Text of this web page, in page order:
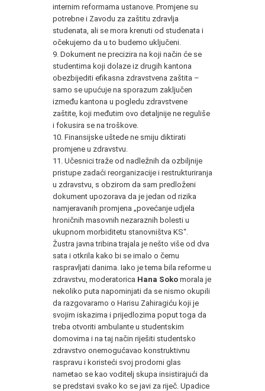
internim reformama ustanove. Promjene su
potrebne i Zavodu za zaštitu zdravlja
studenata, ali se mora krenuti od studenata i
očekujemo da u to budemo uključeni.
9. Dokument ne precizira na koji način će se
studentima koji dolaze iz drugih kantona
obezbijediti efikasna zdravstvena zaštita –
samo se upućuje na sporazum zaključen
između kantona u pogledu zdravstvene
zaštite, koji međutim ovo detaljnije ne reguliše
i fokusira se na troškove.
10. Finansijske uštede ne smiju diktirati
promjene u zdravstvu.
11. Učesnici traže od nadležnih da ozbiljnije
pristupe zadaći reorganizacije i restrukturiranja
u zdravstvu, s obzirom da sam predloženi
dokument upozorava da je jedan od rizika
namjeravanih promjena „povećanje udjela
hroničnih masovnih nezaraznih bolesti u
ukupnom morbiditetu stanovništva KS“.
Žustra javna tribina trajala je nešto više od dva
sata i otkrila kako bi se imalo o čemu
raspravljati danima. Iako je tema bila reforme u
zdravstvu, moderatorica Hana Soko morala je
nekoliko puta napominjati da se nismo okupili
da razgovaramo o Harisu Zahiragiću koji je
svojim iskazima i prijedlozima poput toga da
treba otvoriti ambulante u studentskim
domovima i na taj način riješiti studentsko
zdravstvo onemogućavao konstruktivnu
raspravu i koristeći svoj prodorni glas
nametao se kao voditelj skupa insistirajući da
se predstavi svako ko se javi za riječ. Upadice